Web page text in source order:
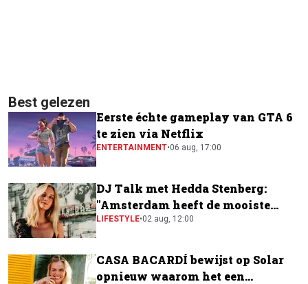
Best gelezen
Eerste échte gameplay van GTA 6
te zien via Netflix
ENTERTAINMENT•06 aug, 17:00
DJ Talk met Hedda Stenberg:
"Amsterdam heeft de mooiste
festivalscene van Europa"
LIFESTYLE•02 aug, 12:00
CASA BACARDÍ bewijst op Solar
opnieuw waarom het een